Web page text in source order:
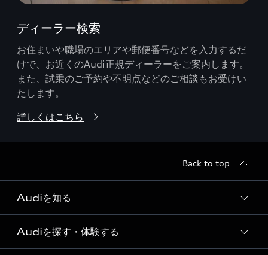
ディーラー検索
お住まいや職場のエリアや郵便番号などを入力するだ
けで、お近くのAudi正規ディーラーをご案内します。
また、試乗のご予約や不明点などのご相談もお受けい
たします。
詳しくはこちら
Back to top
Audiを知る
Audi ブランド
Audiを探す・体験する